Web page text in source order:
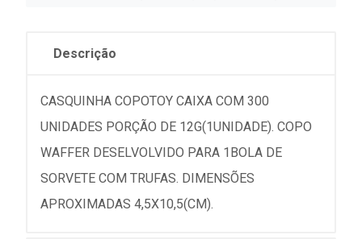
Descrição
CASQUINHA COPOTOY CAIXA COM 300
UNIDADES PORÇÃO DE 12G(1UNIDADE). COPO
WAFFER DESELVOLVIDO PARA 1BOLA DE
SORVETE COM TRUFAS. DIMENSÕES
APROXIMADAS 4,5X10,5(CM).